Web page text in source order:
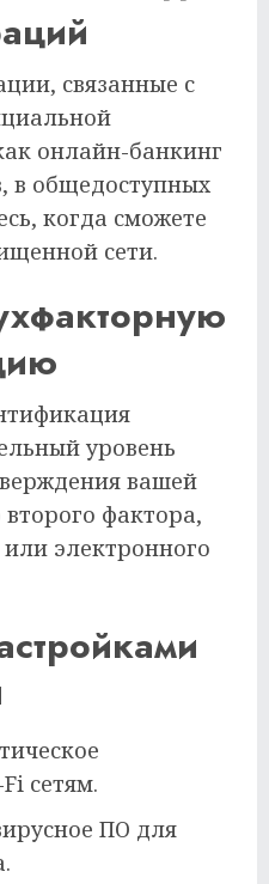
связанные с
онлайн-банкинг
в общедоступных
когда сможете
сети.
уровень
вашей
фактора,
электронного
сетям.
ПО для